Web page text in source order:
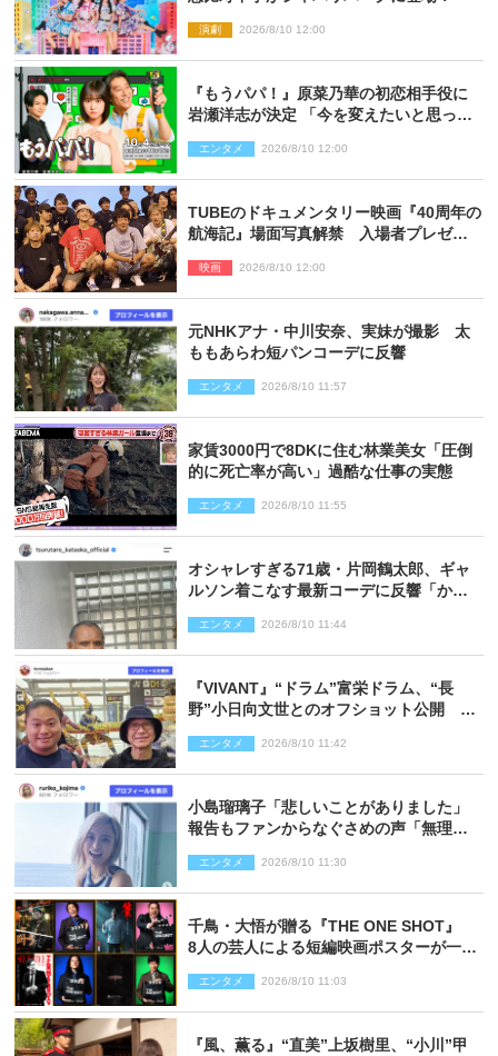
演劇 2026/8/10 12:00
『もうパパ！』原菜乃華の初恋相手役に
岩瀬洋志が決定 「今を変えたいと思って
エンタメ 2026/8/10 12:00
TUBEのドキュメンタリー映画『40周年の
航海記』場面写真解禁 入場者プレゼン
映画 2026/8/10 12:00
元NHKアナ・中川安奈、実妹が撮影 太
ももあらわ短パンコーデに反響
エンタメ 2026/8/10 11:57
家賃3000円で8DKに住む林業美女「圧倒
的に死亡率が高い」過酷な仕事の実態
エンタメ 2026/8/10 11:55
オシャレすぎる71歳・片岡鶴太郎、ギャ
ルソン着こなす最新コーデに反響「かっ
エンタメ 2026/8/10 11:44
『VIVANT』“ドラム”富栄ドラム、“長
野”小日向文世とのオフショット公開
エンタメ 2026/8/10 11:42
小島瑠璃子「悲しいことがありました」
報告もファンからなぐさめの声「無理し
エンタメ 2026/8/10 11:30
千鳥・大悟が贈る『THE ONE SHOT』
8人の芸人による短編映画ポスターが一挙
エンタメ 2026/8/10 11:03
『風、薫る』“直美”上坂樹里、“小川”甲